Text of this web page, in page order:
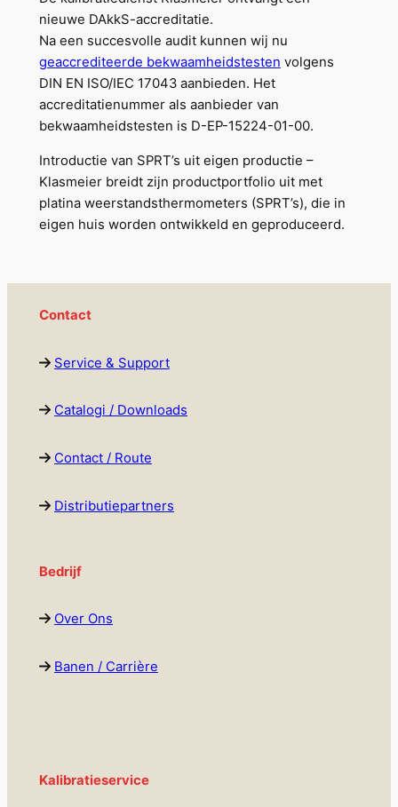
nieuwe DAkkS-accreditatie.
Na een succesvolle audit kunnen wij nu
geaccrediteerde bekwaamheidstesten volgens
DIN EN ISO/IEC 17043 aanbieden. Het
accreditatienummer als aanbieder van
bekwaamheidstesten is D-EP-15224-01-00.
Introductie van SPRT’s uit eigen productie –
Klasmeier breidt zijn productportfolio uit met
platina weerstandsthermometers (SPRT’s), die in
eigen huis worden ontwikkeld en geproduceerd.
Contact
Service & Support
Catalogi / Downloads
Contact / Route
Distributiepartners
Bedrijf
Over Ons
Banen / Carrière
Kalibratieservice